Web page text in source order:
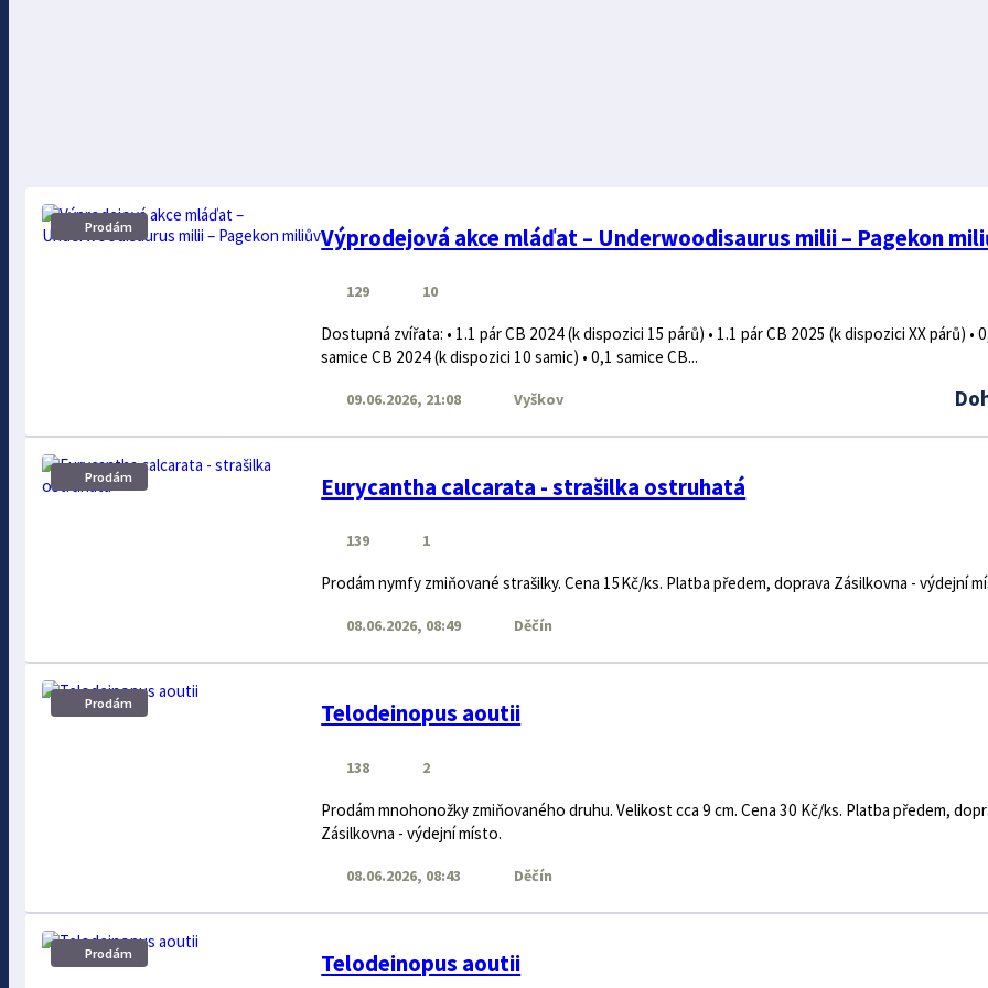
Prodám Výprodejová akce mláďat – Underwoodisaurus milii – Pagekon
129 10
Dostupná zvířata: • 1.1 pár CB 2024 (k dispozici 15 párů) • 1.1 pár CB 2025 (k dispozici XX párů) •
samice CB 2024 (k dispozici 10 samic) • 0,1 samice CB...
Vyškov
09.06.2026, 21:08
Prodám Eurycantha calcarata - strašilka ostruhatá
139 1
Prodám nymfy zmiňované strašilky. Cena 15Kč/ks. Platba předem, doprava Zásilkovna - výdejní
Děčín
08.06.2026, 08:49
Prodám Telodeinopus aoutii
138 2
Prodám mnohonožky zmiňovaného druhu. Velikost cca 9 cm. Cena 30 Kč/ks. Platba předem,
Zásilkovna - výdejní místo.
Děčín
08.06.2026, 08:43
Prodám Telodeinopus aoutii